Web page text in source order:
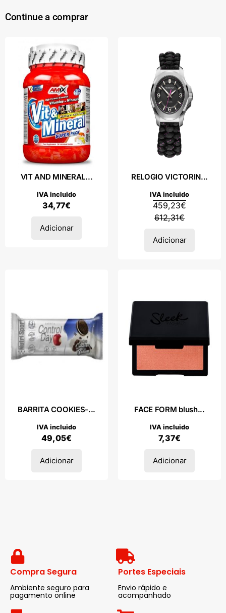
Continue a comprar
VIT AND MINERAL...
34,77€
IVA incluido
Adicionar
RELOGIO VICTORIN...
612,31€
459,23€
IVA incluido
Adicionar
BARRITA COOKIES-...
49,05€
IVA incluido
Adicionar
FACE FORM blush...
7,37€
IVA incluido
Adicionar
Compra Segura
Ambiente seguro para
pagamento online
Portes Especiais
Envio rápido e
acompanhado